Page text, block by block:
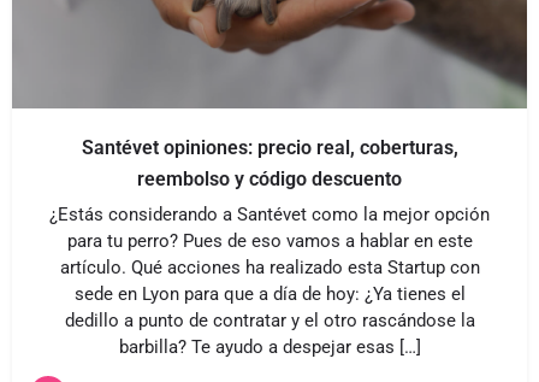
Santévet opiniones: precio real, coberturas,
reembolso y código descuento
¿Estás considerando a Santévet como la mejor opción
para tu perro? Pues de eso vamos a hablar en este
artículo. Qué acciones ha realizado esta Startup con
sede en Lyon para que a día de hoy: ¿Ya tienes el
dedillo a punto de contratar y el otro rascándose la
barbilla? Te ayudo a despejar esas […]